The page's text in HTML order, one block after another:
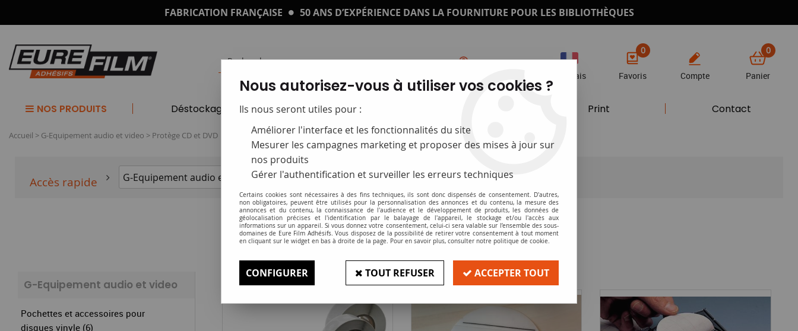
FABRICATION FRANÇAISE 50 ANS D’EXPÉRIENCE DANS LA FOURNITURE POUR LES BIBLIOTHÈQUES
Français
0
Favoris Compte
0
Panier
NOS PRODUITS Déstockage Catalogue Print Contact
Accueil > G-Equipement audio et video > Protège CD et DVD
Accès rapide
Protège CD et DVD
G-Equipement audio et video
Pochettes et accessoires pour
disques vinyle (6)
Nous autorisez-vous à utiliser vos cookies ?
Ils nous seront utiles pour :
Améliorer l'interface et les fonctionnalités du site
Mesurer les campagnes marketing et proposer des mises à jour sur
nos produits
Gérer l'authentification et surveiller les erreurs techniques
Certains cookies sont nécessaires à des fins techniques, ils sont donc dispensés de consentement. D'autres,
non obligatoires, peuvent être utilisés pour la personnalisation des annonces et du contenu, la mesure des
annonces et du contenu, la connaissance de l'audience et le développement de produits, les données de
géolocalisation précises et l'identification par le balayage de l'appareil, le stockage et/ou l'accès aux
informations sur un appareil. Si vous donnez votre consentement, celui-ci sera valable sur l’ensemble des sous-
domaines de Eure Film Adhésifs. Vous disposez de la possibilité de retirer votre consentement à tout moment
en cliquant sur le widget en bas à droite de la page. Pour en savoir plus, consulter notre politique de cookie.
CONFIGURER TOUT REFUSER ACCEPTER TOUT